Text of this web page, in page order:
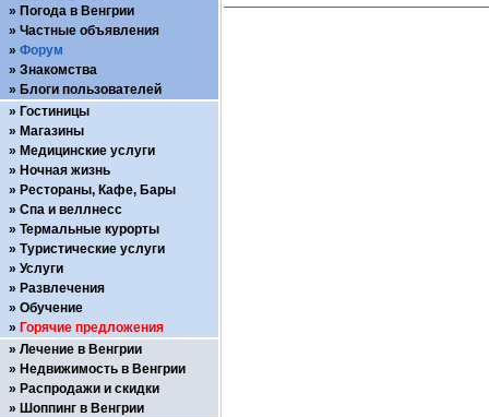
Погода в Венгрии
Частные объявления
Форум
Знакомства
Блоги пользователей
Гостиницы
Магазины
Медицинские услуги
Ночная жизнь
Рестораны, Кафе, Бары
Спа и веллнесс
Термальные курорты
Туристические услуги
Услуги
Развлечения
Обучение
Горячие предложения
Лечение в Венгрии
Недвижимость в Венгрии
Распродажи и скидки
Шоппинг в Венгрии